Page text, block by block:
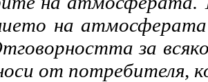
на
за
от потребителя,